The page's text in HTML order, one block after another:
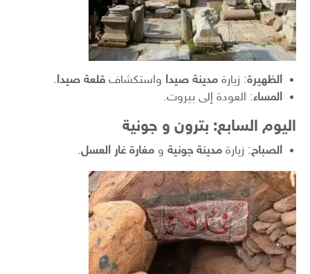
الظهيرة: زيارة مدينة صيدا واستكشاف قلعة صيدا.
المساء: العودة إلى بيروت.
اليوم السابع: بترون و جونية
الصباح: زيارة مدينة جونية و مغارة غار العسل.